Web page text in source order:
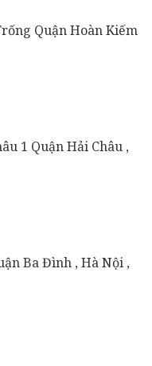
Quận Hoàn Kiếm
1 Quận Hải Châu ,
Ba Đình , Hà Nội ,